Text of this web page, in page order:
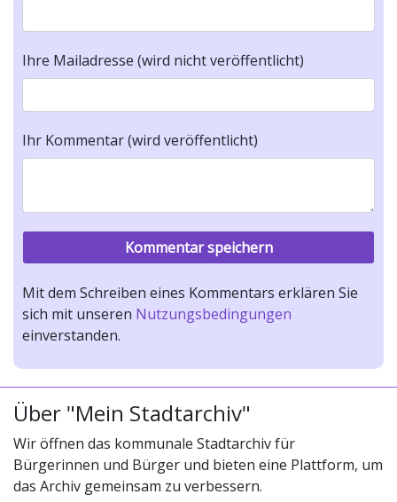
Ihre Mailadresse (wird nicht veröffentlicht)
Ihr Kommentar (wird veröffentlicht)
Mit dem Schreiben eines Kommentars erklären Sie
sich mit unseren Nutzungsbedingungen
einverstanden.
Über "Mein Stadtarchiv"
Wir öffnen das kommunale Stadtarchiv für
Bürgerinnen und Bürger und bieten eine Plattform, um
das Archiv gemeinsam zu verbessern.